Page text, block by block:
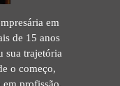
em
de 15 anos
sua trajetória
o começo,